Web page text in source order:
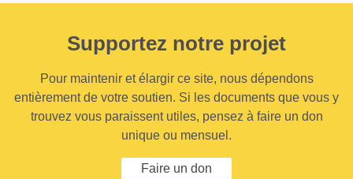
Supportez notre projet
Pour maintenir et élargir ce site, nous dépendons
entièrement de votre soutien. Si les documents que vous y
trouvez vous paraissent utiles, pensez à faire un don
unique ou mensuel.
Faire un don